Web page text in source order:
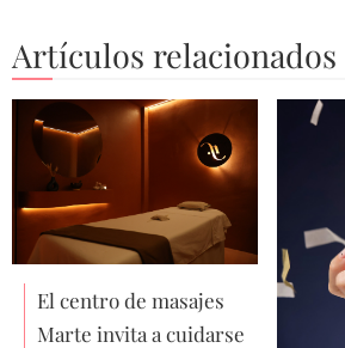
Artículos relacionados
El centro de masajes
Marte invita a cuidarse